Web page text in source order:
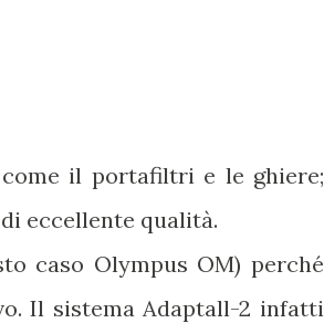
il portafiltri e le ghiere;
eccellente qualità.
caso Olympus OM) perché
Il sistema Adaptall-2 infatti